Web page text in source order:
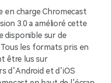
en charge Chromecast
3.0 a amélioré cette
disponible sur de
les formats pris en
être lus sur
d’Android et d’iOS